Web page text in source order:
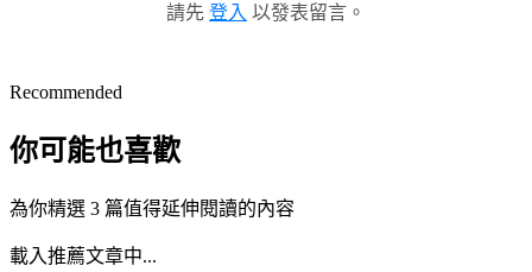
請先 登入 以發表留言。
Recommended
你可能也喜歡
為你精選 3 篇值得延伸閱讀的內容
載入推薦文章中...